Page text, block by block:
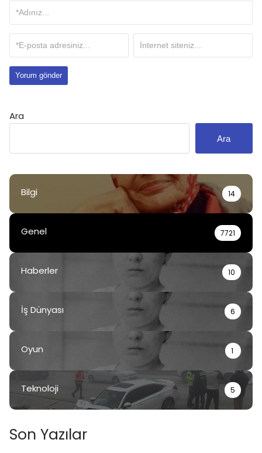
Ara
Ara
Bilgi 14
Genel 7721
Haberler 10
İş Dünyası 6
Oyun 1
Teknoloji 5
Son Yazılar